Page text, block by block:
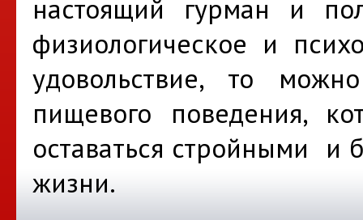
настоящий гурман и
физиологическое и
удовольствие, то
пищевого поведения,
оставаться стройными и
жизни.